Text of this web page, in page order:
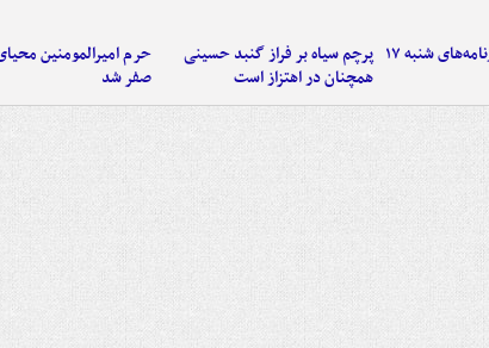
صفحه نخست روزنامه‌های شنبه ۱۷ پرچم سیاه بر فراز گنبد حسینی
همچنان در اهتزاز است
حرم امیرالمومنین
صفر شد